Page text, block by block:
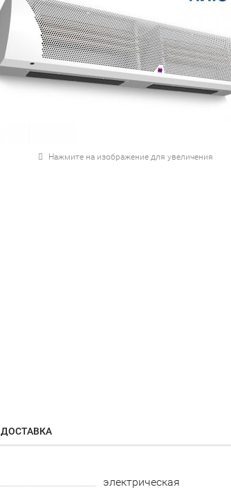
Нажмите на изображение для увеличения
ДОСТАВКА
электрическая